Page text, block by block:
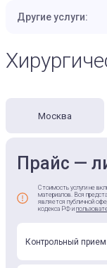
Другие услуги:
Москва
Прайс —
Стоимость услуги не
материалов. Вся
является публичной
кодекса РФ и
Контрольный прием